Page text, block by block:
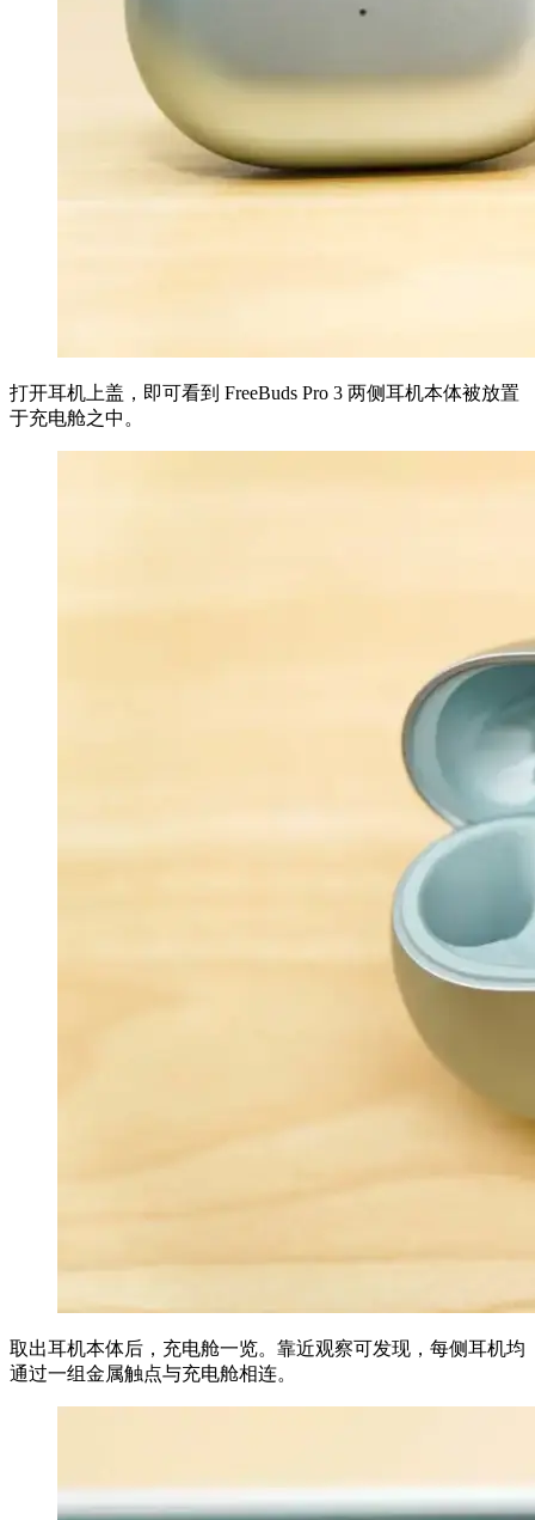
打开耳机上盖，即可看到 FreeBuds Pro 3 两侧耳机本体被放置
于充电舱之中。
取出耳机本体后，充电舱一览。靠近观察可发现，每侧耳机均
通过一组金属触点与充电舱相连。